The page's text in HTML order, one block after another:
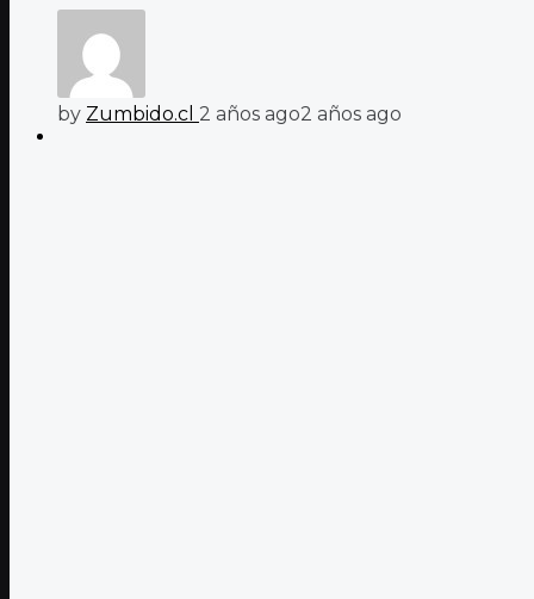
by Zumbido.cl 2 años ago2 años ago